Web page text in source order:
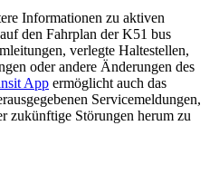
Informationen zu aktiven
den Fahrplan der K51 bus
verlegte Haltestellen,
oder andere Änderungen des
App ermöglicht auch das
Servicemeldungen,
zukünftige Störungen herum zu